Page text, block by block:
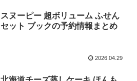
スヌーピー 超ボリューム ふせん
セット ブックの予約情報まとめ
2026.04.29